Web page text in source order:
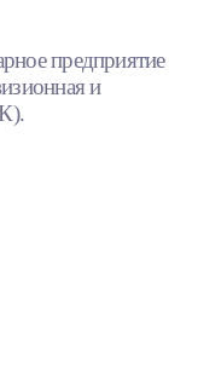
предприятие
и